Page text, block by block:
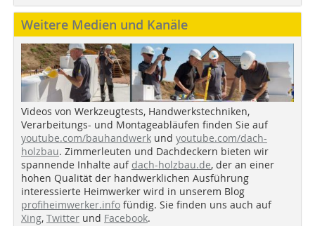
Weitere Medien und Kanäle
Videos von Werkzeugtests, Handwerkstechniken,
Verarbeitungs- und Montageabläufen finden Sie auf
youtube.com/bauhandwerk und youtube.com/dach-
holzbau. Zimmerleuten und Dachdeckern bieten wir
spannende Inhalte auf dach-holzbau.de, der an einer
hohen Qualität der handwerklichen Ausführung
interessierte Heimwerker wird in unserem Blog
profiheimwerker.info fündig. Sie finden uns auch auf
Xing, Twitter und Facebook.